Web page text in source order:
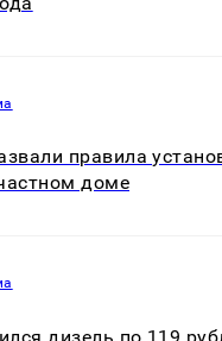
правила
доме
дизель по 119